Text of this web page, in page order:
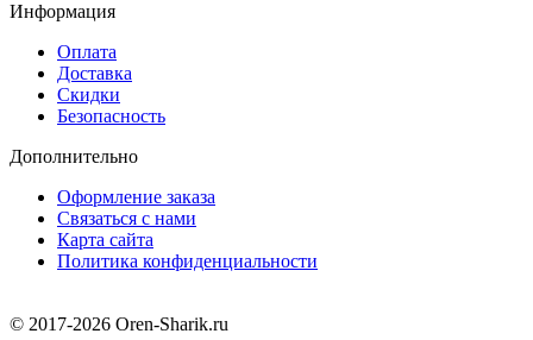
Информация
Оплата
Доставка
Скидки
Безопасность
Дополнительно
Оформление заказа
Связаться с нами
Карта сайта
Политика конфиденциальности
© 2017-2026 Oren-Sharik.ru